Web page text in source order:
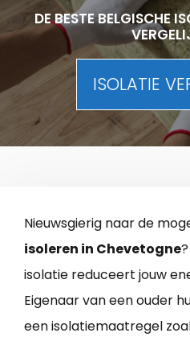
DE BESTE BELGISCHE
ISOLATIE
Nieuwsgierig naar de
isoleren in Chevetogne
isolatie reduceert jouw
Eigenaar van een ouder
een isolatiemaatregel